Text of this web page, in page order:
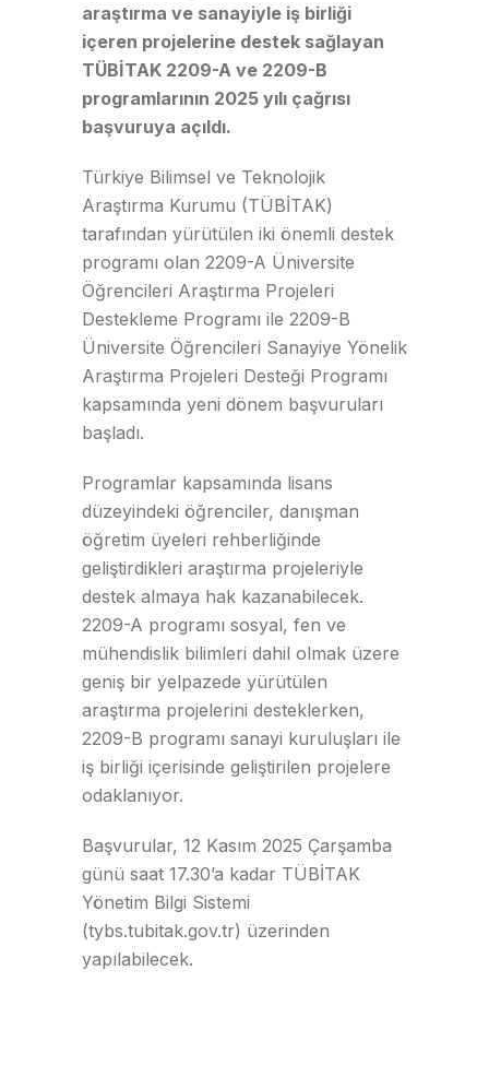
araştırma ve sanayiyle iş birliği
içeren projelerine destek sağlayan
TÜBİTAK 2209-A ve 2209-B
programlarının 2025 yılı çağrısı
başvuruya açıldı.
Türkiye Bilimsel ve Teknolojik
Araştırma Kurumu (TÜBİTAK)
tarafından yürütülen iki önemli destek
programı olan 2209-A Üniversite
Öğrencileri Araştırma Projeleri
Destekleme Programı ile 2209-B
Üniversite Öğrencileri Sanayiye Yönelik
Araştırma Projeleri Desteği Programı
kapsamında yeni dönem başvuruları
başladı.
Programlar kapsamında lisans
düzeyindeki öğrenciler, danışman
öğretim üyeleri rehberliğinde
geliştirdikleri araştırma projeleriyle
destek almaya hak kazanabilecek.
2209-A programı sosyal, fen ve
mühendislik bilimleri dahil olmak üzere
geniş bir yelpazede yürütülen
araştırma projelerini desteklerken,
2209-B programı sanayi kuruluşları ile
iş birliği içerisinde geliştirilen projelere
odaklanıyor.
Başvurular, 12 Kasım 2025 Çarşamba
günü saat 17.30’a kadar TÜBİTAK
Yönetim Bilgi Sistemi
(tybs.tubitak.gov.tr) üzerinden
yapılabilecek.